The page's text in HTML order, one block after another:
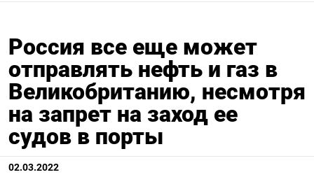
Россия все еще может
отправлять нефть и газ в
Великобританию, несмотря
на запрет на заход ее
судов в порты
02.03.2022